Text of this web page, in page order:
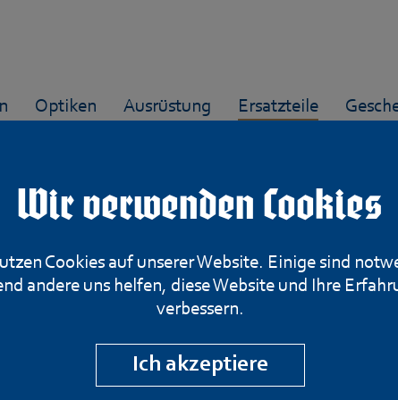
Wir verwenden Cookies
Cookies auf unserer Website. Einige sind
andere uns helfen, diese Website und Ihre
verbessern.
Ich akzeptiere
Optiken Ausrüstung Ersatzteile
Magazin 3-
Kal. .300WSM /
/S.A.U.M.